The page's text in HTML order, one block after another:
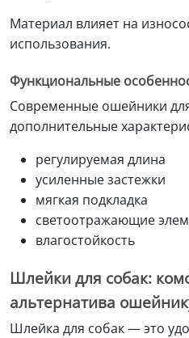
Материал влияет на
использования.
Функциональные
Современные ошейники
дополнительные
регулируемая длина
усиленные застежки
мягкая подкладка
светоотражающие
влагостойкость
Шлейки для собак:
альтернатива
Шлейка для собак — это